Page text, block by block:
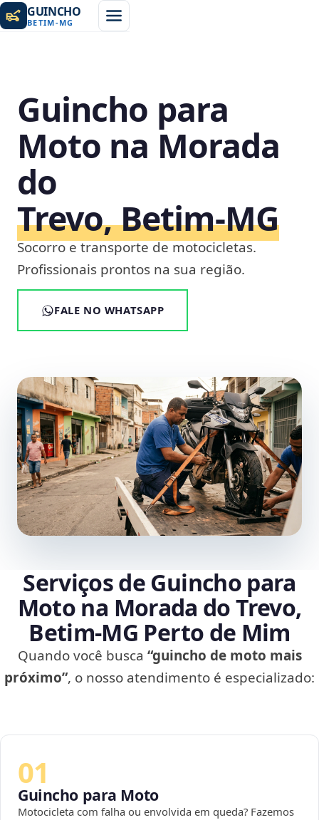
GUINCHO
BETIM-MG
Guincho para
Moto na Morada
do
Trevo, Betim‑MG
Socorro e transporte de motocicletas.
Profissionais prontos na sua região.
FALE NO WHATSAPP
Serviços de Guincho para
Moto na Morada do Trevo,
Betim‑MG Perto de Mim
Quando você busca “guincho de moto mais
próximo”, o nosso atendimento é especializado:
01
Guincho para Moto
Motocicleta com falha ou envolvida em queda? Fazemos